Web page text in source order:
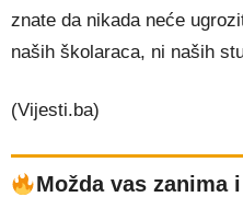
znate da nikada neće
naših školaraca, ni naših
(Vijesti.ba)
Možda vas zanima